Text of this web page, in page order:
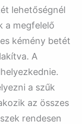
lehetőségnél
a megfelelő
kémény betét
A
a szűk
az összes
rendesen